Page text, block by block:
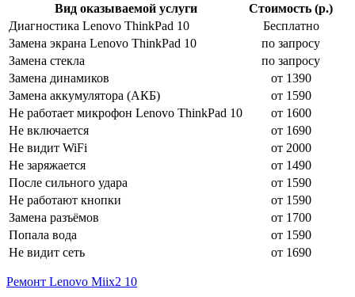
Вид оказываемой услуги
Стоимость (р.)
Диагностика Lenovo ThinkPad 10
Бесплатно
Замена экрана Lenovo ThinkPad 10
по запросу
Замена стекла
по запросу
Замена динамиков
от 1390
Замена аккумулятора (АКБ)
от 1590
Не работает микрофон Lenovo ThinkPad 10
от 1600
Не включается
от 1690
Не видит WiFi
от 2000
Не заряжается
от 1490
После сильного удара
от 1590
Не работают кнопки
от 1590
Замена разъёмов
от 1700
Попала вода
от 1590
Не видит сеть
от 1690
Ремонт Lenovo Miix2 10